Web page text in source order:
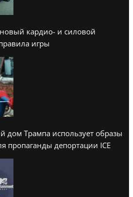
кардио- и силовой
игры
дом Трампа использует образы
пропаганды депортации ICE